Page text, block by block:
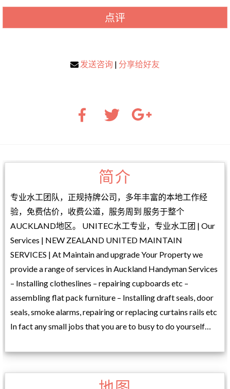
点评
发送咨询 | 分享给好友
简介
专业水工团队，正规持牌公司，多年丰富的本地工作经
验，免费估价，收费公道，服务周到 服务于整个
AUCKLAND地区。 UNITEC水工专业，专业水工团 | Our
Services | NEW ZEALAND UNITED MAINTAIN
SERVICES | At Maintain and upgrade Your Property we
provide a range of services in Auckland Handyman Services
– Installing clotheslines – repairing cupboards etc –
assembling flat pack furniture – Installing draft seals, door
seals, smoke alarms, repairing or replacing curtains rails etc
In fact any small jobs that you are to busy to do yourself…